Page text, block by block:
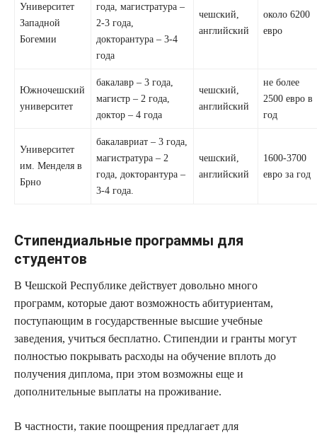
Университет
Западной
Богемии
года, магистратура –
2-3 года,
докторантура – 3-4
года
чешский,
английский
около 6200
евро
Южночешский
университет
бакалавр – 3 года,
магистр – 2 года,
доктор – 4 года
чешский,
английский
не более
2500 евро в
год
Университет
им. Менделя в
Брно
бакалавриат – 3 года,
магистратура – 2
года, докторантура –
3-4 года.
чешский,
английский
1600-3700
евро за год
Стипендиальные программы для
студентов
В Чешской Республике действует довольно много
программ, которые дают возможность абитуриентам,
поступающим в государственные высшие учебные
заведения, учиться бесплатно. Стипендии и гранты могут
полностью покрывать расходы на обучение вплоть до
получения диплома, при этом возможны еще и
дополнительные выплаты на проживание.
В частности, такие поощрения предлагает для